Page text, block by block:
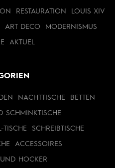
RESTAURATION LOUIS XIV
ART DECO MODERNISMUS
AKTUEL
NACHTTISCHE BETTEN
SCHMINKTISCHE
TISCHE SCHREIBTISCHE
ACCESSOIRES
HOCKER